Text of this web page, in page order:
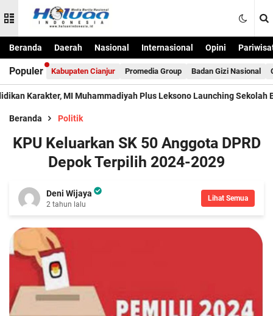
Beranda Daerah Nasional Internasional Opini
Populer Kabupaten Cianjur Promedia Group Badan Gizi Nasional
MI Muhammadiyah Plus Leksono Launching Sekolah
Beranda Politik
KPU Keluarkan SK 50 Anggota DPRD
Depok Terpilih 2024-2029
Deni Wijaya
2 tahun lalu
Lihat Semua